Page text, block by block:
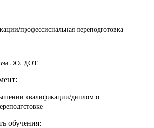
профессиональная переподготовка
ЭО, ДОТ
квалификации/диплом о
обучения: